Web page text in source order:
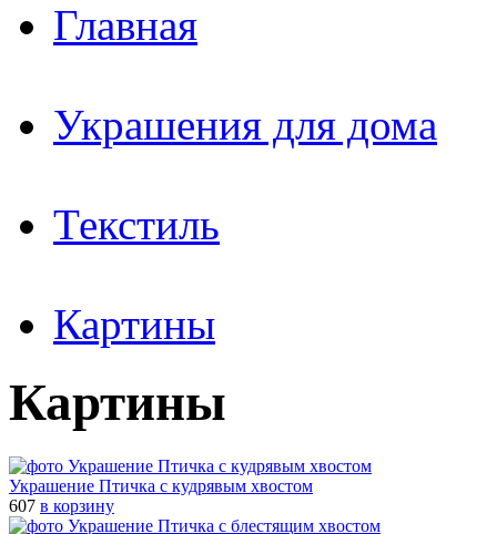
Главная
Украшения для дома
Текстиль
Картины
Картины
Украшение Птичка с кудрявым хвостом
607 в корзину